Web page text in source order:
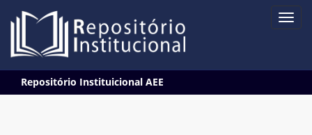
navigation
Repositório Instituicional AEE